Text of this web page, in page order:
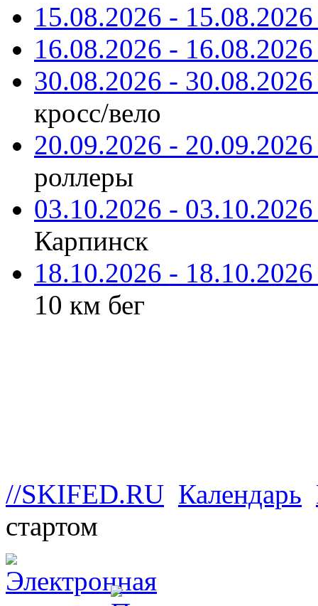
15.08.2026 -
16.08.2026 -
30.08.2026 -
кросс/вело
20.09.2026 -
роллеры
03.10.2026 -
Карпинск
18.10.2026 -
10 км бег
//SKIFED.RU Календарь
стартом